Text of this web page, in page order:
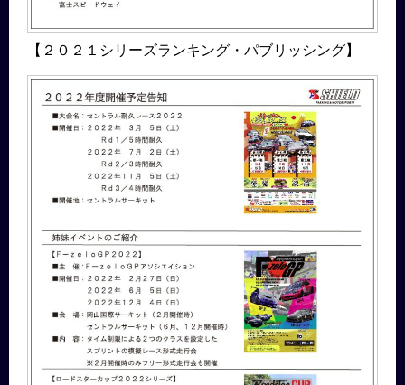
【２０２１シリーズランキング・パブリッシング】